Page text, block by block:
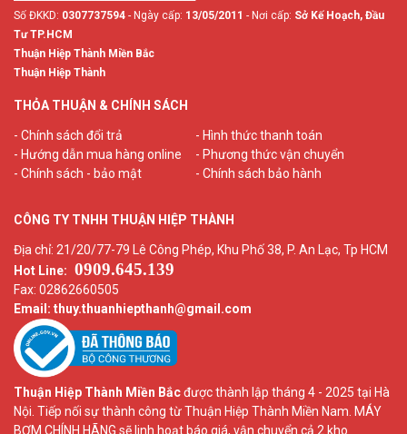
Số ĐKKD: 0307737594 - Ngày cấp: 13/05/2011 - Nơi cấp: Sở Kế Hoạch, Đầu
Tư TP.HCM
Thuận Hiệp Thành Miền Bắc
Thuận Hiệp Thành
THỎA THUẬN & CHÍNH SÁCH
- Chính sách đổi trả
- Hình thức thanh toán
- Hướng dẫn mua hàng online
- Phương thức vận chuyển
- Chính sách - bảo mật
- Chính sách bảo hành
CÔNG TY TNHH THUẬN HIỆP THÀNH
Địa chỉ: 21/20/77-79 Lê Công Phép, Khu Phố 38, P. An Lạc, Tp HCM
Hot Line: 0909.645.139
Fax: 02862660505
Email: thuy.thuanhiepthanh@gmail.com
Thuận Hiệp Thành Miền Bắcđược thành lập tháng 4 - 2025 tại Hà
Nội. Tiếp nối sự thành công từ Thuận Hiệp Thành Miền Nam. MÁY
BƠM CHÍNH HÃNG sẽ linh hoạt báo giá, vận chuyển cả 2 kho